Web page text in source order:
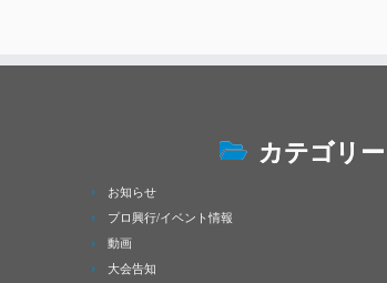
カテゴリー
お知らせ
プロ興行/イベント情報
動画
大会告知